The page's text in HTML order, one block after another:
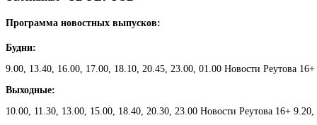
Программа новостных выпусков:
Будни:
9.00, 13.40, 16.00, 17.00, 18.10, 20.45, 23.00, 01.00 Новости Реутова
Выходные:
10.00, 11.30, 13.00, 15.00, 18.40, 20.30, 23.00 Новости Реутова 16+